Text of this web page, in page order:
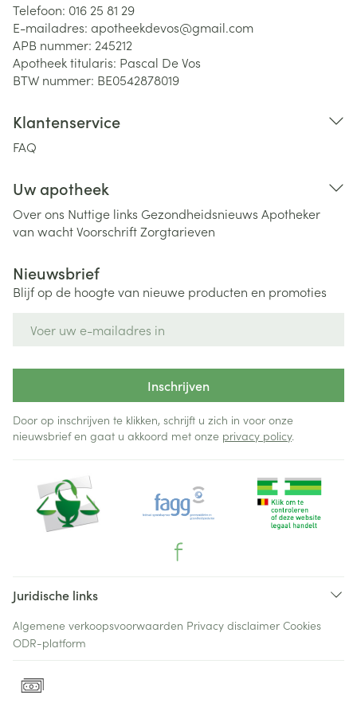
Telefoon: 016 25 81 29
E-mailadres: apotheekdevos@gmail.com
APB nummer: 245212
Apotheek titularis: Pascal De Vos
BTW nummer: BE0542878019
Klantenservice
FAQ
Uw apotheek
Over ons Nuttige links Gezondheidsnieuws Apotheker
van wachtVoorschriftZorgtarieven
Nieuwsbrief
Blijf op de hoogte van nieuwe producten en promoties
Inschrijven
Door op inschrijven te klikken, schrijft u zich in voor onze
nieuwsbrief en gaat u akkoord met onze privacy policy.
Juridische links
Algemene verkoopsvoorwaarden Privacy disclaimer Cookies
ODR-platform